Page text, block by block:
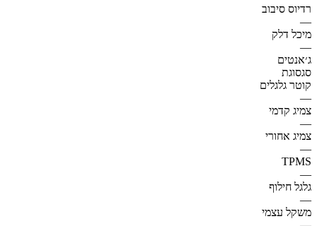
רדיוס סיבוב
—
מיכל דלק
—
ג׳אנטים
סגסוגת
קוטר גלגלים
—
צמיג קדמי
—
צמיג אחורי
—
TPMS
—
גלגל חילוף
—
משקל עצמי